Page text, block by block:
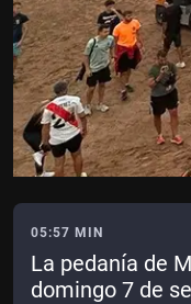
05:57 MIN
La pedanía de
domingo 7 de